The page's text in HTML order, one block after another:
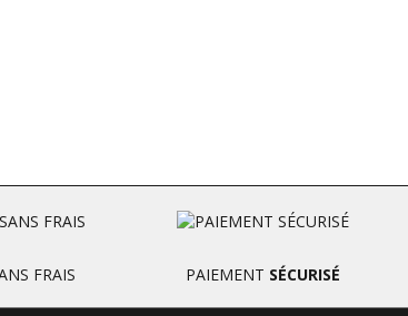
FRAIS PAIEMENT SÉCURISÉ